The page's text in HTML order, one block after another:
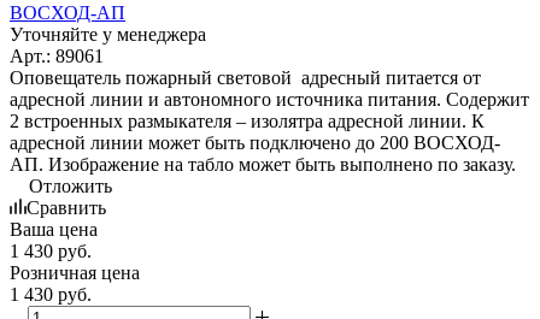
ВОСХОД-АП
Уточняйте у менеджера
Арт.: 89061
Оповещатель пожарный световой адресный питается от
адресной линии и автономного источника питания. Содержит
2 встроенных размыкателя – изолятра адресной линии. К
адресной линии может быть подключено до 200 ВОСХОД-
АП. Изображение на табло может быть выполнено по заказу.
Отложить
Сравнить
Ваша цена
1 430 руб.
Розничная цена
1 430 руб.